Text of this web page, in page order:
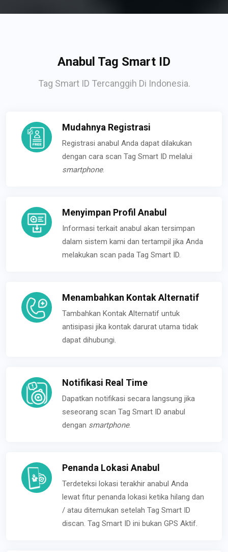
Anabul Tag Smart ID
Tag Smart ID Tercanggih Di Indonesia.
Mudahnya Registrasi
Registrasi anabul Anda dapat dilakukan
dengan cara scan Tag Smart ID melalui
smartphone.
Menyimpan Profil Anabul
Informasi terkait anabul akan tersimpan
dalam sistem kami dan tertampil jika Anda
melakukan scan pada Tag Smart ID.
Menambahkan Kontak Alternatif
Tambahkan Kontak Alternatif untuk
antisipasi jika kontak darurat utama tidak
dapat dihubungi.
Notifikasi Real Time
Dapatkan notifikasi secara langsung jika
seseorang scan Tag Smart ID anabul
dengan smartphone.
Penanda Lokasi Anabul
Terdeteksi lokasi terakhir anabul Anda
lewat fitur penanda lokasi ketika hilang dan
/ atau ditemukan setelah Tag Smart ID
discan. Tag Smart ID ini bukan GPS Aktif.